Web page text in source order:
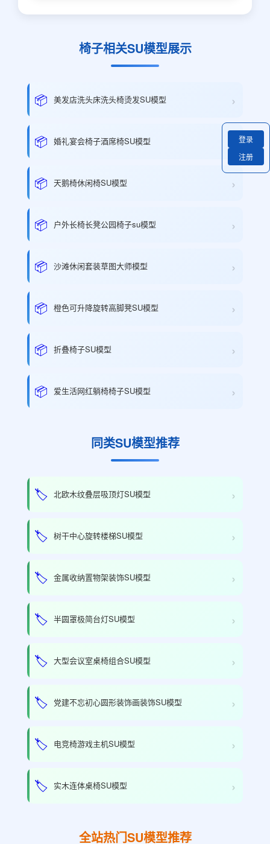
椅子相关SU模型展示
📦 美发店洗头床洗头椅烫发SU模型 ›
📦 婚礼宴会椅子酒席椅SU模型
📦 天鹅椅休闲椅SU模型 ›
📦 户外长椅长凳公园椅子su模型 ›
📦 沙滩休闲套装草图大师模型 ›
📦 橙色可升降旋转高脚凳SU模型 ›
📦 折叠椅子SU模型 ›
📦 爱生活网红躺椅椅子SU模型 ›
同类SU模型推荐
🏷️ 北欧木纹叠层吸顶灯SU模型 ›
🏷️ 树干中心旋转楼梯SU模型 ›
🏷️ 金属收纳置物架装饰SU模型 ›
🏷️ 半圆罩极简台灯SU模型 ›
🏷️ 大型会议室桌椅组合SU模型 ›
🏷️ 党建不忘初心圆形装饰画装饰SU模型 ›
🏷️ 电竞椅游戏主机SU模型 ›
🏷️ 实木连体桌椅SU模型 ›
全站热门SU模型推荐
登录
注册